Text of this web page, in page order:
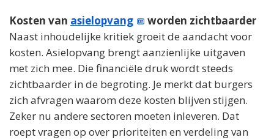
Kosten van asielopvang
worden zichtbaarder
Naast inhoudelijke kritiek groeit de aandacht voor
kosten. Asielopvang brengt aanzienlijke uitgaven
met zich mee. Die financiële druk wordt steeds
zichtbaarder in de begroting. Je merkt dat burgers
zich afvragen waarom deze kosten blijven stijgen.
Zeker nu andere sectoren moeten inleveren. Dat
roept vragen op over prioriteiten en verdeling van